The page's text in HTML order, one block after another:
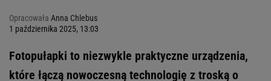
Opracowała Anna Chlebus
1 października 2025, 13:03
Fotopułapki to niezwykle praktyczne urządzenia,
które łączą nowoczesną technologię z troską o